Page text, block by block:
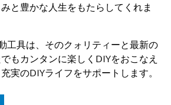
と豊かな人生をもたらしてくれま
工具は、そのクォリティーと最新の
もカンタンに楽しくDIYをおこなえ
実のDIYライフをサポートします。